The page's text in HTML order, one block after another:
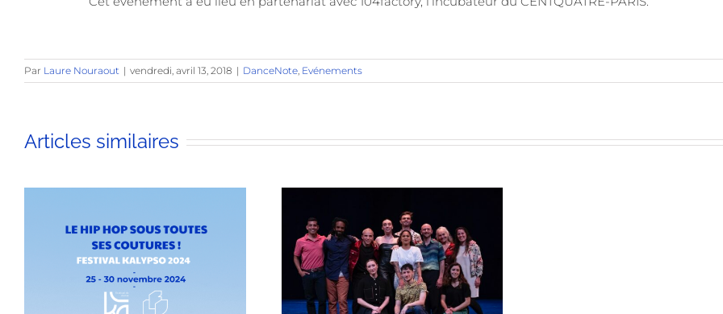
Par Laure Nouraout | vendredi, avril 13, 2018 | DanceNote Evénements
Articles similaires